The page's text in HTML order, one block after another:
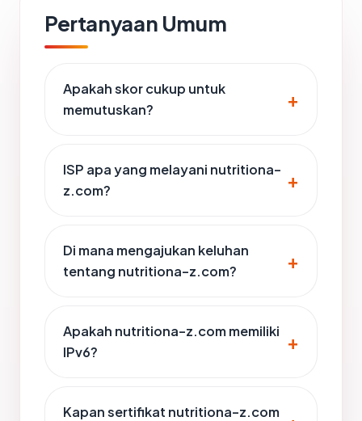
Pertanyaan Umum
Apakah skor cukup untuk
memutuskan?
ISP apa yang melayani nutritiona-
z.com?
Di mana mengajukan keluhan
tentang nutritiona-z.com?
Apakah nutritiona-z.com memiliki
IPv6?
Kapan sertifikat nutritiona-z.com